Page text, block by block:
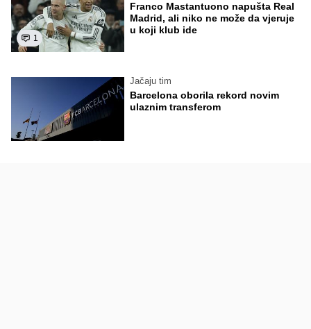
1
Franco Mastantuono napušta Real
Madrid, ali niko ne može da vjeruje
u koji klub ide
Jačaju tim
Barcelona oborila rekord novim
ulaznim transferom